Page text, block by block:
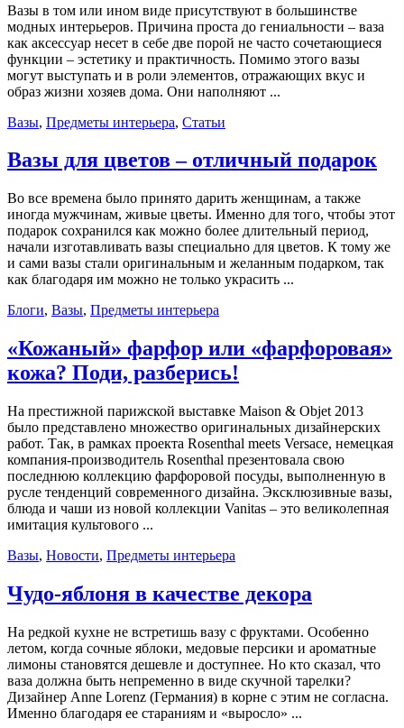
Вазы в том или ином виде присутствуют в большинстве
модных интерьеров. Причина проста до гениальности – ваза
как аксессуар несет в себе две порой не часто сочетающиеся
функции – эстетику и практичность. Помимо этого вазы
могут выступать и в роли элементов, отражающих вкус и
образ жизни хозяев дома. Они наполняют ...
Вазы, Предметы интерьера, Статьи
Вазы для цветов – отличный подарок
Во все времена было принято дарить женщинам, а также
иногда мужчинам, живые цветы. Именно для того, чтобы этот
подарок сохранился как можно более длительный период,
начали изготавливать вазы специально для цветов. К тому же
и сами вазы стали оригинальным и желанным подарком, так
как благодаря им можно не только украсить ...
Блоги, Вазы, Предметы интерьера
«Кожаный» фарфор или «фарфоровая»
кожа? Поди, разберись!
На престижной парижской выставке Maison & Objet 2013
было представлено множество оригинальных дизайнерских
работ. Так, в рамках проекта Rosenthal meets Versace, немецкая
компания-производитель Rosenthal презентовала свою
последнюю коллекцию фарфоровой посуды, выполненную в
русле тенденций современного дизайна. Эксклюзивные вазы,
блюда и чаши из новой коллекции Vanitas – это великолепная
имитация культового ...
Вазы, Новости, Предметы интерьера
Чудо-яблоня в качестве декора
На редкой кухне не встретишь вазу с фруктами. Особенно
летом, когда сочные яблоки, медовые персики и ароматные
лимоны становятся дешевле и доступнее. Но кто сказал, что
ваза должна быть непременно в виде скучной тарелки?
Дизайнер Anne Lorenz (Германия) в корне с этим не согласна.
Именно благодаря ее стараниям и «выросло» ...